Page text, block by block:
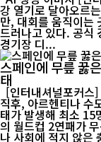
강 열기로 달아오르
만, 대회를 움직이는
드러나고 있다. 공식
경기장 디...
스페인에 무릎 꿇
태
[인터내셔널포커스
직후, 아르헨티나 수
태가 발생해 최소 15
의 월드컵 2연패가